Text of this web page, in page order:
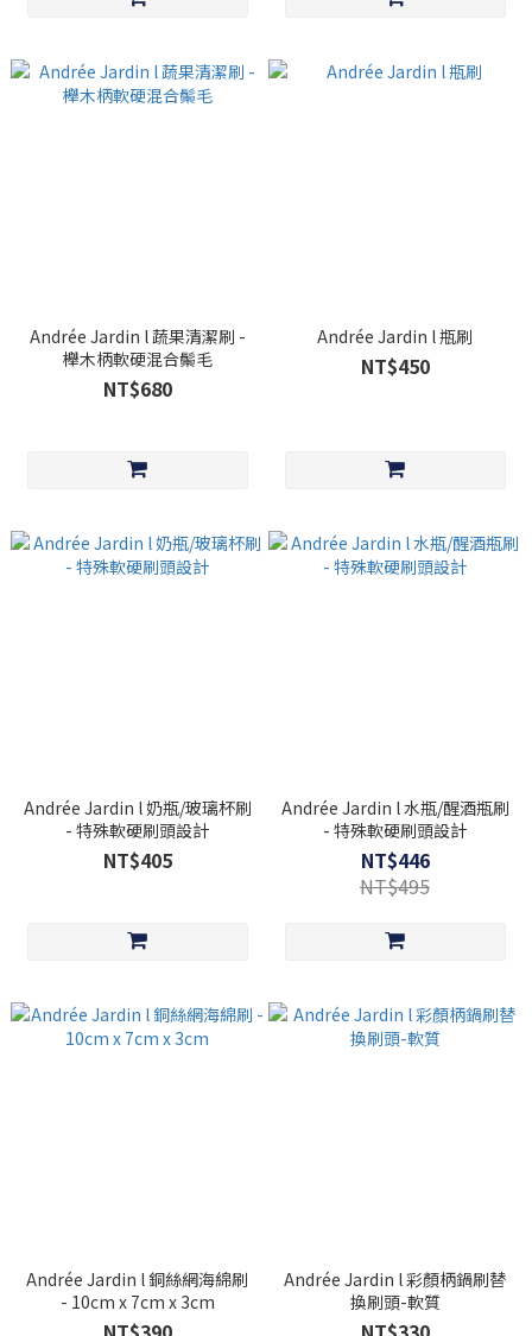
Andrée Jardin l 蔬果清潔刷 -
櫸木柄軟硬混合鬃毛
NT$680
Andrée Jardin l 瓶刷
NT$450
Andrée Jardin l 奶瓶/玻璃杯刷
- 特殊軟硬刷頭設計
NT$405
Andrée Jardin l 水瓶/醒酒瓶刷
- 特殊軟硬刷頭設計
NT$446
NT$495
Andrée Jardin l 銅絲網海綿刷
- 10cm x 7cm x 3cm
Andrée Jardin l 彩顏柄鍋刷替
換刷頭-軟質